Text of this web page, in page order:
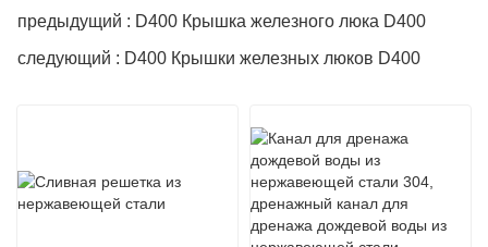
предыдущий : D400 Крышка железного люка D400
следующий : D400 Крышки железных люков D400